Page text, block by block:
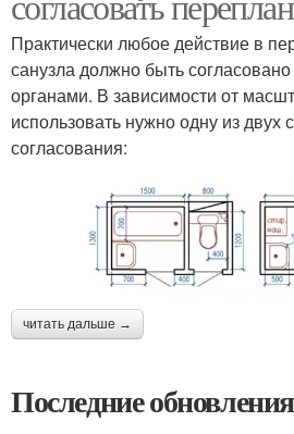
Практически любое действие в
санузла должно быть
органами. В зависимости от
использовать нужно одну из
согласования:
читать дальше →
Последние